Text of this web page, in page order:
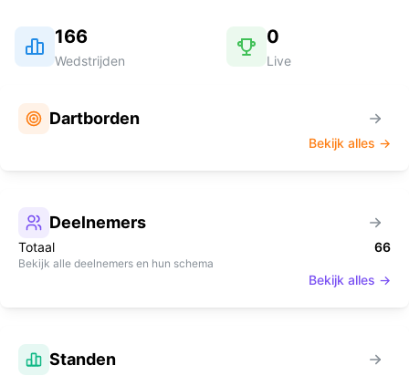
166
Wedstrijden
0
Live
Dartborden
Bekijk alles →
Deelnemers
Totaal 66
Bekijk alle deelnemers en hun schema
Bekijk alles →
Standen